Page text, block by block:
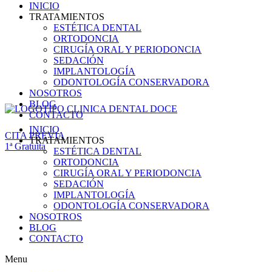
INICIO
TRATAMIENTOS
ESTÉTICA DENTAL
ORTODONCIA
CIRUGÍA ORAL Y PERIODONCIA
SEDACIÓN
IMPLANTOLOGÍA
ODONTOLOGÍA CONSERVADORA
NOSOTROS
BLOG
CONTACTO
CITA PREVIA
1ª Gratuita
INICIO
TRATAMIENTOS
ESTÉTICA DENTAL
ORTODONCIA
CIRUGÍA ORAL Y PERIODONCIA
SEDACIÓN
IMPLANTOLOGÍA
ODONTOLOGÍA CONSERVADORA
NOSOTROS
BLOG
CONTACTO
Menu